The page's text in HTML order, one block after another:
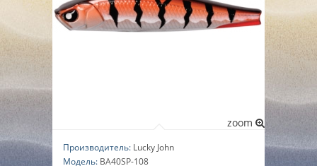
zoom
Производитель: Lucky John
Модель: BA40SP-108